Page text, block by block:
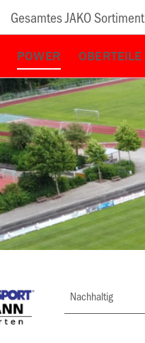
Gesamtes JAKO Sortiment
POWER OBERTEILE
Nachhaltig